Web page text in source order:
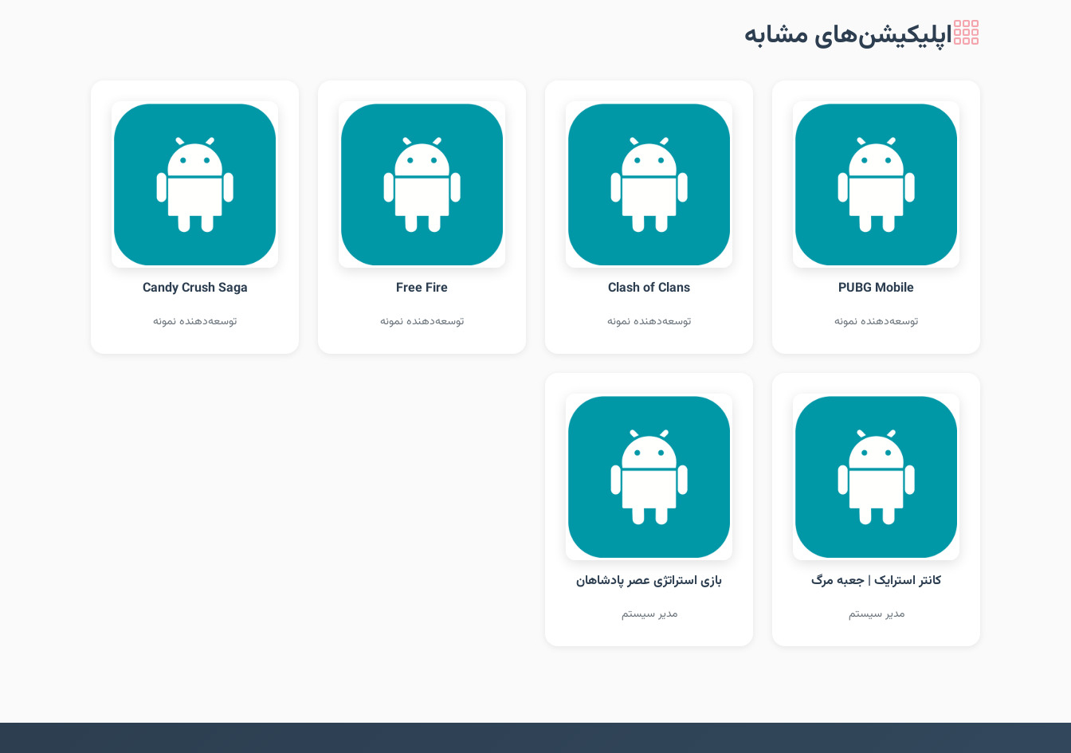
اپلیکیشن‌های مشابه
PUBG Mobile
توسعه‌دهنده نمونه
Clash of Clans
توسعه‌دهنده نمونه
Free Fire
توسعه‌دهنده نمونه
Candy Crush Saga
توسعه‌دهنده نمونه
کانتر استرایک | جعبه مرگ
مدیر سیستم
بازی استراتژی عصر پادشاهان
مدیر سیستم